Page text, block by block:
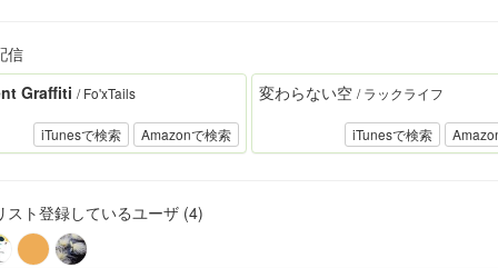
信
iTunesで検索 Amazonで検索
Graffiti / Fo'xTails
iTunesで検索
変わらない空 / ラックライフ
ト登録しているユーザ (4)